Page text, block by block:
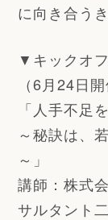
に向き合う
▼キックオ
（6月24日開
「人手不足
～秘訣は、
～」
講師：株式
サルタント